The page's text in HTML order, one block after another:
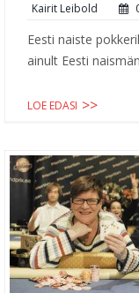
Kairit Leibold
Eesti naiste
ainult Eesti
LOE EDASI